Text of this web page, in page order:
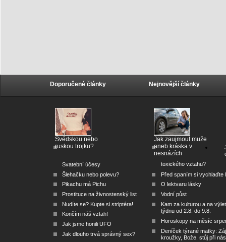
Doporučené články
Švédskou nebo
ruskou trojku?
Svatební účesy
Šlehačku nebo polevu?
Pikachu má Pichu
Prostituce na živnostenský list
Nudíte se? Kupte si striptéra!
Končím náš vztah!
Jak jsme honili UFO
Jak dlouho trvá správný sex?
Nejnovější články
Jak zaujmout muže
aneb kráska v
nesnázích
toxického vztahu?
Před spaním si vychlaďte
O lektvaru lásky
Vodní půst
Kam za kulturou a na
týdnu od 2.8. do 9.8.
Horoskopy na měsíc
Deníček týrané matky:
kroužky, Bože, stůj při nás